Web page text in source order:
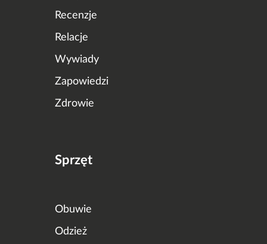
Recenzje
Relacje
Wywiady
Zapowiedzi
Zdrowie
Sprzęt
Obuwie
Odzież